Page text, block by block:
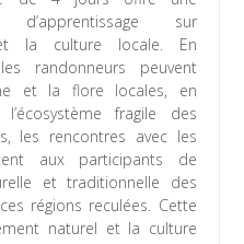
d’apprentissage sur
et la culture locale. En
randonneurs peuvent
et la flore locales, en
fragile des
les rencontres avec les
aux participants de
et traditionnelle des
régions reculées. Cette
naturel et la culture